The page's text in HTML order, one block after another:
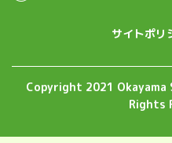
サイトポリ
Copyright 2021 Okayama
Rights